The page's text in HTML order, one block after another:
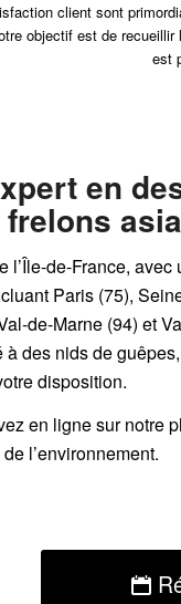
client sont
objectif est de
est
en
l’Île-de-France,
Paris (75),
de-Marne (94) et
à des nids de
disposition.
en ligne sur notre
l’environnement.